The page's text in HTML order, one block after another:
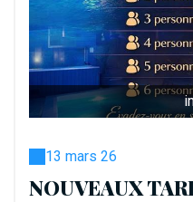
13 mars 26
NOUVEAUX